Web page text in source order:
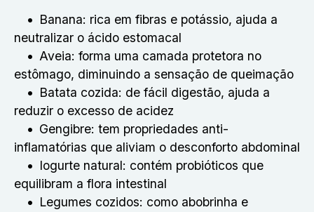
Banana: rica em fibras e potássio, ajuda a
neutralizar o ácido estomacal
Aveia: forma uma camada protetora no
estômago, diminuindo a sensação de queimação
Batata cozida: de fácil digestão, ajuda a
reduzir o excesso de acidez
Gengibre: tem propriedades anti-
inflamatórias que aliviam o desconforto abdominal
Iogurte natural: contém probióticos que
equilibram a flora intestinal
Legumes cozidos: como abobrinha e